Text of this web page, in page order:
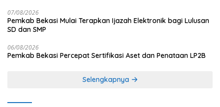
07/08/2026
Pemkab Bekasi Mulai Terapkan Ijazah Elektronik bagi Lulusan
SD dan SMP
06/08/2026
Pemkab Bekasi Percepat Sertifikasi Aset dan Penataan LP2B
Selengkapnya